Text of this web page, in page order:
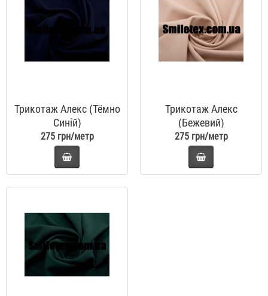
Трикотаж Алекс (Тёмно
Синій)
275 грн/метр
Трикотаж Алекс
(Бежевий)
275 грн/метр